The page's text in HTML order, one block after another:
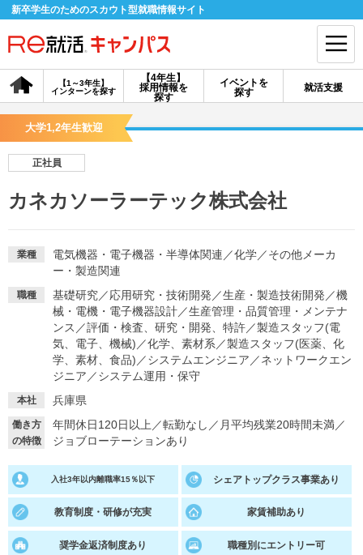
新卒学生のためのスカウト型就職情報サイト
【4年生】
採用情報を
探す
【1～3年生】
インターンを探す
イベントを
探す
就活支援
会員登録 ログイン
探す
イベントを探す スカウト お知らせ
就活ノウハウ・サポート
あなたに合う仕事を診断！ 動画で対策講座をチェック
就活ニュースペーパー よくある質問
大学1,2年生歓迎
正社員
カネカソーラーテック株式会社
業種 電気機器・電子機器・半導体関連 ／化学／その他メーカ
ー・製造関連
職種 基礎研究／応用研究・技術開発 ／生産・製造技術開発 ／機
械・電機・電子機器設計／生産管理・品質管理・メンテナ
ンス ／評価・検査、研究・開発、特許／製造スタッフ(電
気、電子、機械) ／化学、素材系 ／製造スタッフ(医薬、化
学、素材、食品) ／システムエンジニア ／ネットワークエン
ジニア ／システム運用・保守
本社 兵庫県
働き方
の特徴
年間休日120日以上 ／転勤なし ／ 月平均残業20時間未満／
ジョブローテーションあり
入社3年以内離職率15％以下 シェアトップクラス事業あり
教育制度・研修が充実 家賃補助あり
奨学金返済制度あり 職種別にエントリー可